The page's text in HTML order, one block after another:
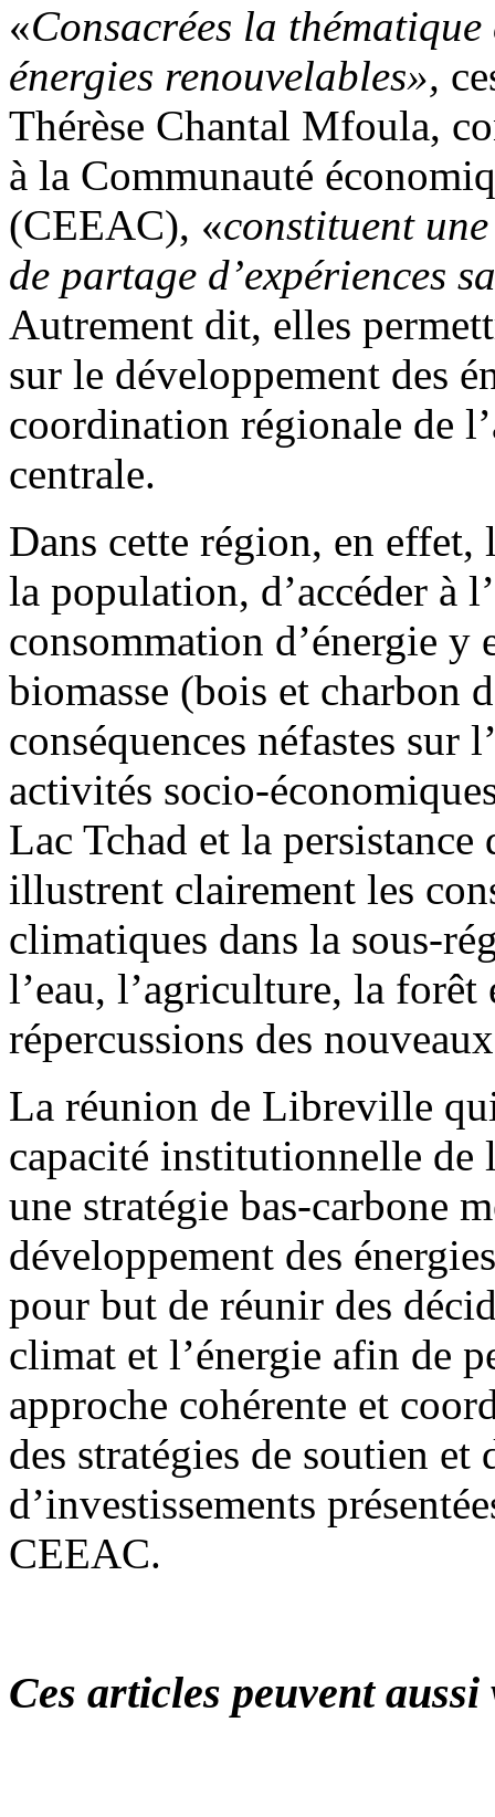
«Consacrées la
énergies renouvelables»,
Thérèse Chantal Mfoula,
à la Communauté
(CEEAC), «constituent
de partage d’expériences
Autrement dit, elles
sur le développement des
coordination régionale de
centrale.
Dans cette région, en
la population, d’accéder à
consommation d’énergie y
biomasse (bois et charbon
conséquences néfastes sur
activités socio-
Lac Tchad et la persistance
illustrent clairement les
climatiques dans la sous-
l’eau, l’agriculture, la forêt
répercussions des
La réunion de Libreville
capacité institutionnelle de
une stratégie bas-carbone
développement des
pour but de réunir des
climat et l’énergie afin de
approche cohérente et
des stratégies de soutien
d’investissements
CEEAC.
Ces articles peuvent